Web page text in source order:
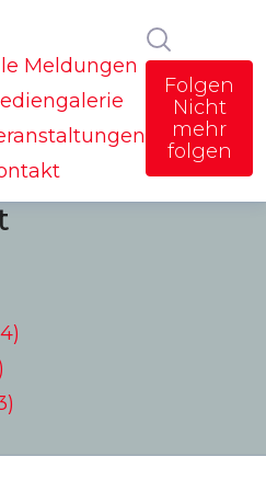
Meldungen
Folgen
Nicht
mehr
folgen